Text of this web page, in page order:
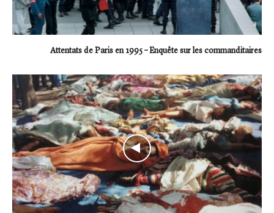
Attentats de Paris en 1995 – Enquête sur les commanditaires